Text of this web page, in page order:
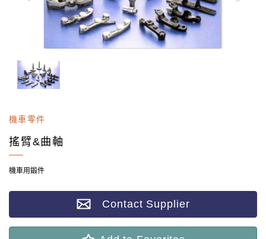
機車零件
搖臂&曲軸
機車用鍛件
Contact Supplier